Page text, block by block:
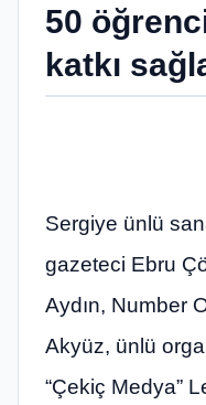
50
katkı
Sergiye ünlü
gazeteci Ebru
Aydın, Number
Akyüz, ünlü
“Çekiç Medya”